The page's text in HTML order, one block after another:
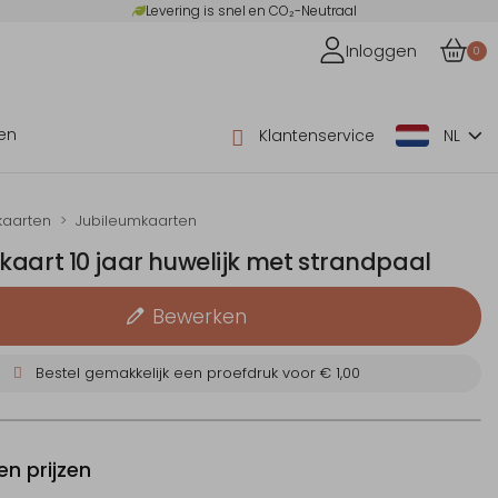
Levering is snel en CO₂-Neutraal
Inloggen 0
Klantenservice NL
Jubileumkaarten
10 jaar huwelijk met strandpaal
Bewerken
Bestel gemakkelijk een proefdruk voor€ 1,00
prijzen